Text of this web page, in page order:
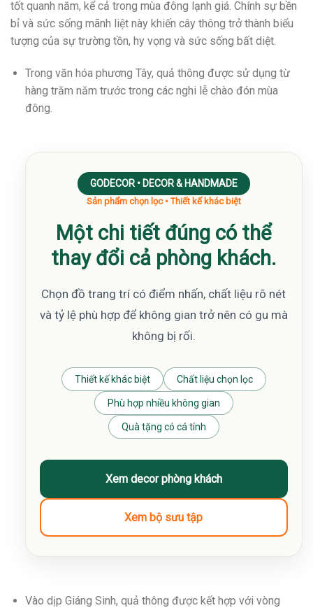
tốt quanh năm, kể cả trong mùa đông lạnh giá. Chính sự bền
bỉ và sức sống mãnh liệt này khiến cây thông trở thành biểu
tượng của sự trường tồn, hy vọng và sức sống bất diệt.
Trong văn hóa phương Tây, quả thông được sử dụng từ
hàng trăm năm trước trong các nghi lễ chào đón mùa
đông.
GODECOR • DECOR & HANDMADE
Sản phẩm chọn lọc • Thiết kế khác biệt
Một chi tiết đúng có thể
thay đổi cả phòng khách.
Chọn đồ trang trí có điểm nhấn, chất liệu rõ nét
và tỷ lệ phù hợp để không gian trở nên có gu mà
không bị rối.
Thiết kế khác biệt Chất liệu chọn lọc
Phù hợp nhiều không gian
Quà tặng có cá tính
Xem decor phòng khách
Xem bộ sưu tập
Vào dịp Giáng Sinh, quả thông được kết hợp với vòng